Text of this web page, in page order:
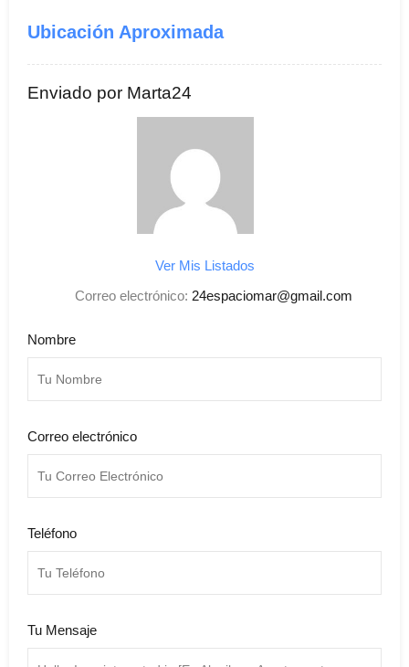
Ubicación Aproximada
Enviado por Marta24
Ver Mis Listados
Correo electrónico: 24espaciomar@gmail.com
Nombre
Correo electrónico
Teléfono
Tu Mensaje